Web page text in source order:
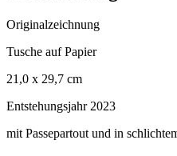
Originalzeichnung
Tusche auf Papier
21,0 x 29,7 cm
Entstehungsjahr 2023
mit Passepartout und in